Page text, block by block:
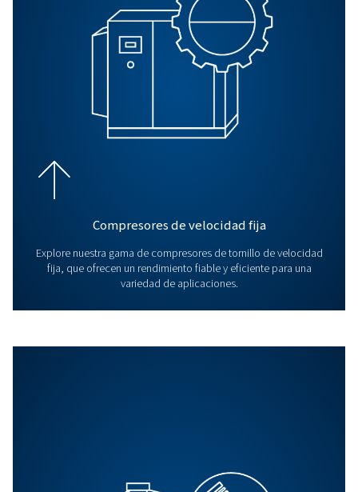
Industrias como la farmacéutica, la de alimentos y
fabricación de componentes electrónicos y la atención
sanitaria se benefician enormemente de los
Otros productos